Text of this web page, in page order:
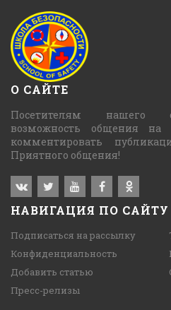
О САЙТЕ
Посетителям нашего
возможность общения
комментировать
Приятного общения!
НАВИГАЦИЯ ПО САЙТУ
Подписаться на рассылку
Конфиденциальность
Добавить статью
Пресс-релизы